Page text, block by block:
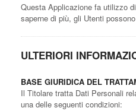
Questa Applicazione fa utilizzo
saperne di più, gli Utenti
ULTERIORI
BASE GIURIDICA DEL
Il Titolare tratta Dati Personali
una delle seguenti condizioni: